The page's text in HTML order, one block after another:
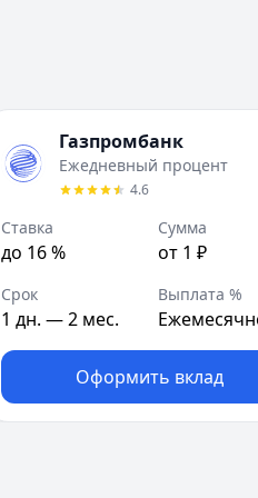
Газпромбанк
Ежедневный процент
4.6
Ставка
до 16 %
Сумма
от 1 ₽
Срок
1 дн. — 2 мес.
Выплата %
Оформить вклад